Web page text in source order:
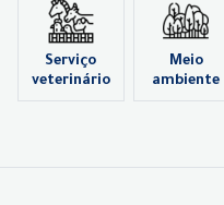
Serviço
veterinário
Meio
ambiente